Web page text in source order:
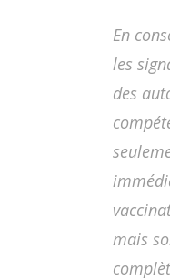
En
les
des
mais